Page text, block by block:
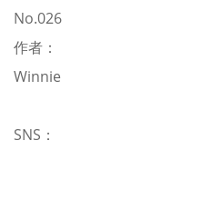
No.026
作者：
Winnie
SNS：